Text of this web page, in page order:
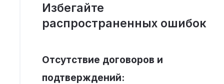
Избегайте
распространенных ошибок
Отсутствие договоров и
подтверждений: